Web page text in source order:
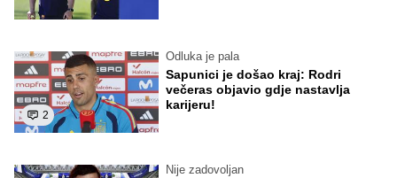
2
Odluka je pala
Sapunici je došao kraj: Rodri
večeras objavio gdje nastavlja
karijeru!
Nije zadovoljan